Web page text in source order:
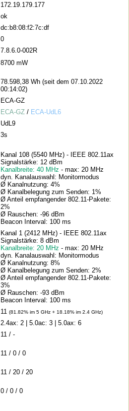
172.19.179.177
ok
dc:b8:08:f2:7c:df
0
7.8.6.0-002R
8700 mW
78.598,38 Wh (seit dem 07.10.2022
00:14:02)
ECA-GZ
ECA-GZ / ECA-UdL6
UdL9
3s
Kanal 108 (5540 MHz) - IEEE 802.11ax
Signalstärke: 12 dBm
Kanalbreite: 40 MHz- max: 20 MHz
dyn. Kanalauswahl: Monitormodus
Ø Kanalnutzung: 4%
Ø Kanalbelegung zum Senden: 1%
Ø Anteil empfangender 802.11-Pakete:
2%
Ø Rauschen: -96 dBm
Beacon Interval: 100 ms
Kanal 1 (2412 MHz) - IEEE 802.11ax
Signalstärke: 8 dBm
Kanalbreite: 20 MHz- max: 20 MHz
dyn. Kanalauswahl: Monitormodus
Ø Kanalnutzung: 8%
Ø Kanalbelegung zum Senden: 2%
Ø Anteil empfangender 802.11-Pakete:
3%
Ø Rauschen: -93 dBm
Beacon Interval: 100 ms
11(81.82% im 5 GHz + 18.18% im 2.4 GHz)
2.4ax: 2 | 5.0ac: 3 | 5.0ax: 6
11 / -
11 / 0 / 0
11 / 20 / 20
0 / 0 / 0